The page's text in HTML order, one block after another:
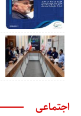
اجتماعی